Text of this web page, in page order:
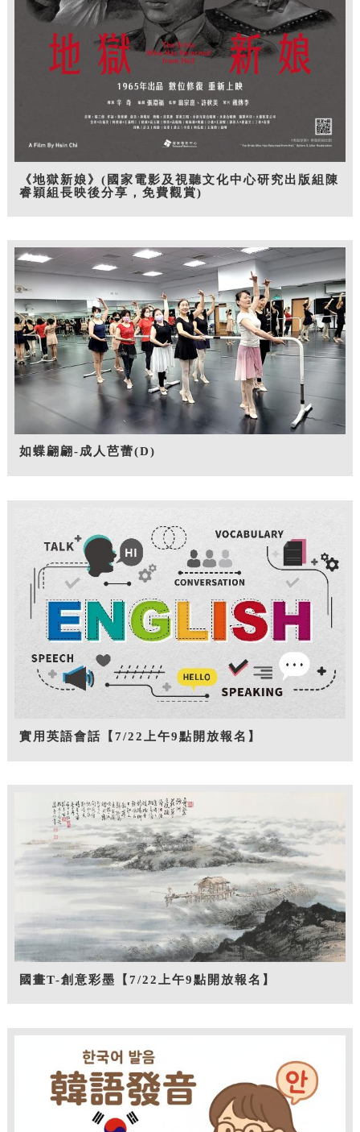
《地獄新娘》(國家電影及視聽文化中心研究出版組陳
睿穎組長映後分享，免費觀賞)
如蝶翩翩-成人芭蕾(D)
實用英語會話【7/22上午9點開放報名】
國畫T-創意彩墨【7/22上午9點開放報名】